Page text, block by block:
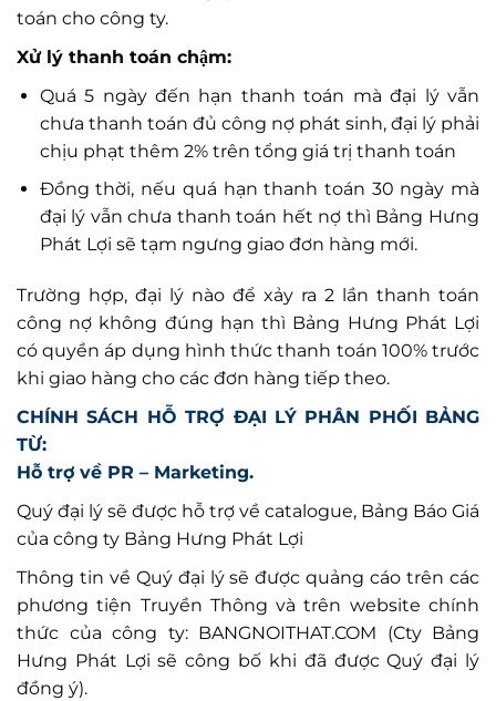
toán cho công ty.
Xử lý thanh toán chậm:
Quá 5 ngày đến hạn thanh toán mà đại lý vẫn
chưa thanh toán đủ công nợ phát sinh, đại lý phải
chịu phạt thêm 2% trên tổng giá trị thanh toán
Đồng thời, nếu quá hạn thanh toán 30 ngày mà
đại lý vẫn chưa thanh toán hết nợ thì Bảng Hưng
Phát Lợi sẽ tạm ngưng giao đơn hàng mới.
Trường hợp, đại lý nào để xảy ra 2 lần thanh toán
công nợ không đúng hạn thì Bảng Hưng Phát Lợi
có quyền áp dụng hình thức thanh toán 100% trước
khi giao hàng cho các đơn hàng tiếp theo.
CHÍNH SÁCH HỖ TRỢ ĐẠI LÝ PHÂN PHỐI BẢNG
TỪ:
Hỗ trợ về PR – Marketing.
Quý đại lý sẽ được hỗ trợ về catalogue, Bảng Báo Giá
của công ty Bảng Hưng Phát Lợi
Thông tin về Quý đại lý sẽ được quảng cáo trên các
phương tiện Truyền Thông và trên website chính
thức của công ty: BANGNOITHAT.COM (Cty Bảng
Hưng Phát Lợi sẽ công bố khi đã được Quý đại lý
đồng ý).